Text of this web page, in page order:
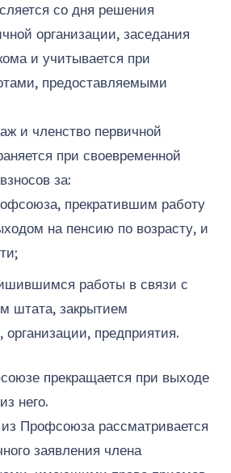
со дня решения
организации, заседания
и учитывается при
предоставляемыми
и членство первичной
при своевременной
за:
прекратившим работу
на пенсию по возрасту, и
работы в связи с
штата, закрытием
организации, предприятия.
прекращается при выходе
него.
Профсоюза рассматривается
заявления члена